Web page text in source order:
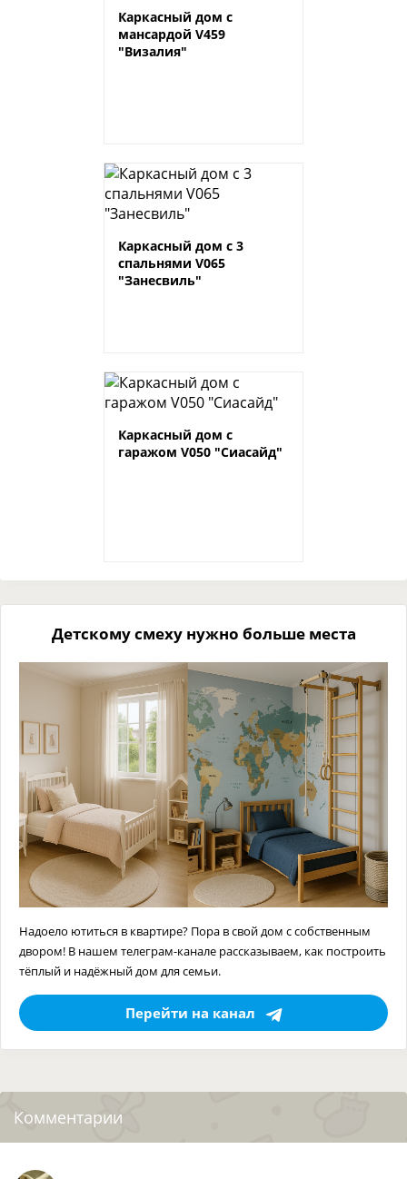
Каркасный дом с
мансардой V459
"Визалия"
Каркасный дом с 3
спальнями V065
"Занесвиль"
Каркасный дом с
гаражом V050 "Сиасайд"
Детскому смеху нужно больше места
Надоело ютиться в квартире? Пора в свой дом с собственным
двором! В нашем телеграм-канале рассказываем, как построить
тёплый и надёжный дом для семьи.
Перейти на канал
Комментарии